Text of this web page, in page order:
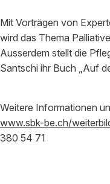
Mit Vorträgen von
wird das Thema
Ausserdem stellt die
Santschi ihr Buch „Auf
Weitere Informationen
www.sbk-be.ch/
380 54 71